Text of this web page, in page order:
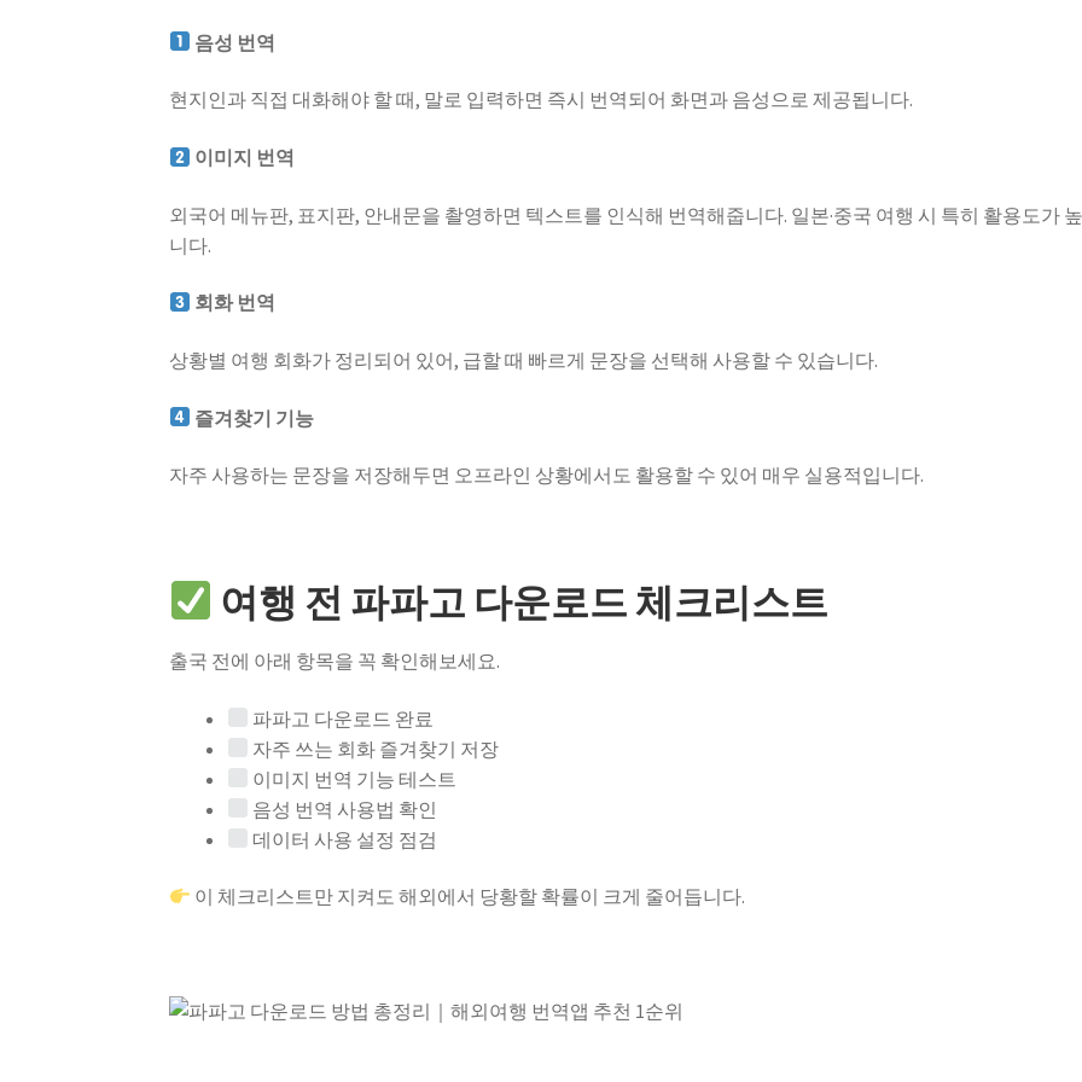
음성 번역
현지인과 직접 대화해야 할 때, 말로 입력하면 즉시 번역되어 화면과 음성으로 제공됩니다.
이미지 번역
외국어 메뉴판, 표지판, 안내문을 촬영하면 텍스트를 인식해 번역해줍니다. 일본·중국 여행 시 특히 활용도가
니다.
회화 번역
상황별 여행 회화가 정리되어 있어, 급할 때 빠르게 문장을 선택해 사용할 수 있습니다.
즐겨찾기 기능
자주 사용하는 문장을 저장해두면 오프라인 상황에서도 활용할 수 있어 매우 실용적입니다.
여행 전 파파고 다운로드 체크리스트
출국 전에 아래 항목을 꼭 확인해보세요.
파파고 다운로드 완료
자주 쓰는 회화 즐겨찾기 저장
이미지 번역 기능 테스트
음성 번역 사용법 확인
데이터 사용 설정 점검
이 체크리스트만 지켜도 해외에서 당황할 확률이 크게 줄어듭니다.